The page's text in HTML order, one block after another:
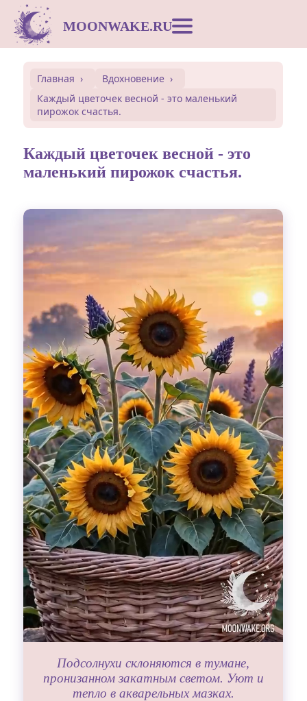
MOONWAKE.RU
Сонник
Открытки
Вдохновение
Гадания
Красоты!
Fashion
Главная
Вдохновение
Каждый цветочек весной - это маленький
пирожок счастья.
Каждый цветочек весной - это
маленький пирожок счастья.
Выдох
Подсолнухи склоняются в тумане,
пронизанном закатным светом. Уют и
тепло в акварельных мазках.